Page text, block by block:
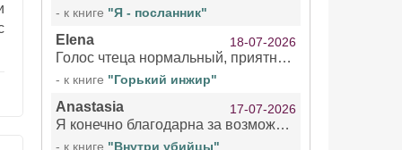
- к книге "Я - посланник"
Elena 18-07-2026
Голос чтеца нормальный, приятный тембр. Мне очень понравилось озвучивание рассказа. Очень странный отзыв Надежды. Может у неё что-то с нервами?
- к книге "Горький инжир"
Anastasia 17-07-2026
Я конечно благодарна за возможность бесплатно слушать книги даже новинки , но чтение этой книги просто ужасно
- к книге "Внутри убийцы"